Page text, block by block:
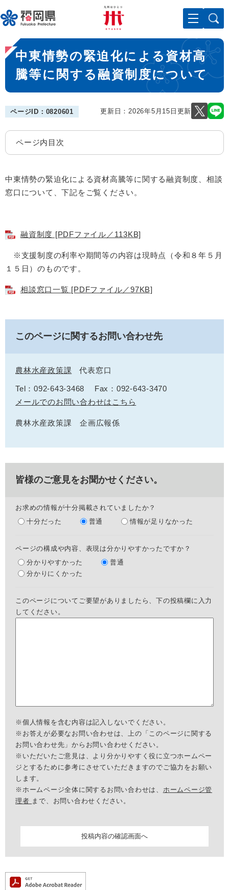
ー
ジ
先
頭
。
メニューを飛ばして本文へ
本
文
中東情勢の緊迫化による資材高
騰等に関する融資制度について
ページID：0820601 更新日：2026年5月15日更新
ページ内目次
中東情勢の緊迫化による資材高騰等に関する融資制度、相談
窓口について、下記をご覧ください。
融資制度 [PDFファイル／113KB]
※支援制度の利率や期間等の内容は現時点（令和８年５月
１５日）のものです。
相談窓口一覧 [PDFファイル／97KB]
このページに関するお問い合わせ先
農林水産政策課 代表窓口
Tel：092-643-3468
Fax：092-643-3470
メールでのお問い合わせはこちら
農林水産政策課 企画広報係
皆様のご意見をお聞かせください。
お求めの情報が十分掲載されていましたか？
十分だった
普通 情報が足りなかった
ページの構成や内容、表現は分かりやすかったですか？
分かりやすかった
普通
分かりにくかった
このページについてご要望がありましたら、下の投稿欄に入力
してください。
※個人情報を含む内容は記入しないでください。
※お答えが必要なお問い合わせは、上の「このページに関する
お問い合わせ先」からお問い合わせください。
※いただいたご意見は、より分かりやすく役に立つホームペー
ジとするために参考にさせていただきますのでご協力をお願い
します。
※ホームページ全体に関するお問い合わせは、 ホームページ管
理者 まで、お問い合わせください。